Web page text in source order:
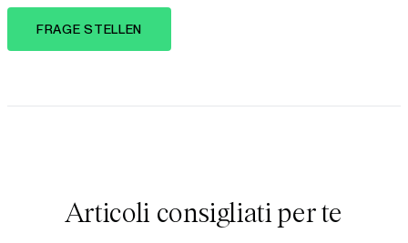
FRAGE STELLEN
Articoli consigliati per te